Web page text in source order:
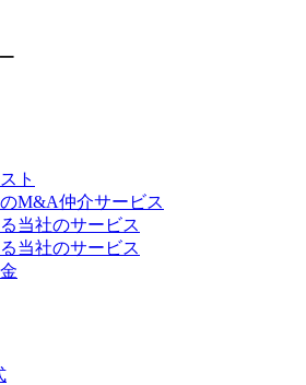
ト
M&A仲介サービス
当社のサービス
当社のサービス